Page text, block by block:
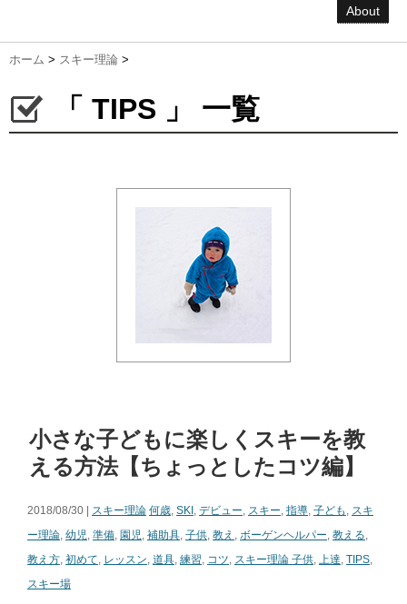
About
ホーム > スキー理論 >
「 TIPS 」 一覧
小さな子どもに楽しくスキーを教
える方法【ちょっとしたコツ編】
2018/08/30 | スキー理論 何歳, SKI , デビュー, スキー, 指導, 子ども , スキ
ー理論, 幼児, 準備, 園児, 補助具, 子供, 教え , ボーゲンヘルパー, 教える,
教え方, 初めて, レッスン, 道具, 練習, コツ, スキー理論 子供, 上達, TIPS,
スキー場